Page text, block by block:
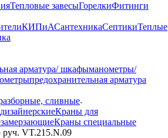
Тепловые завесыГорелкиФитинги
КИПиАСантехникаСептикиТеплые
арматура/ шкафыманометры/
предохранительная арматура
сливные
Краны для
Краны специальные
VT.215.N.09